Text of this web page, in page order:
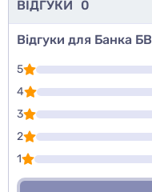
ВІДГУКИ 0
Відгуки для Банка
5
4
3
2
1